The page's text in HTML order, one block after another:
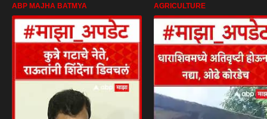
ABP MAJHA BATMYA AGRICULTURE